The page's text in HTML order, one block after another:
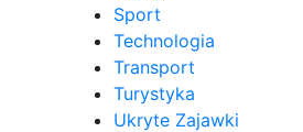
Sport
Technologia
Transport
Turystyka
Ukryte Zajawki